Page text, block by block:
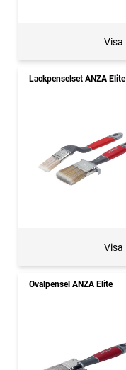
Visa
Lackpenselset ANZA Elite
Visa
Ovalpensel ANZA Elite